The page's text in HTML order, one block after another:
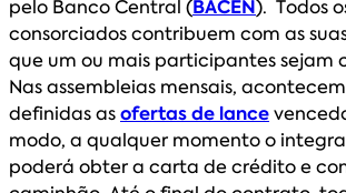
pelo Banco Central (BACEN). Todos
consorciados contribuem com as
que um ou mais participantes sejam
Nas assembleias mensais,
definidas asofertas de lance
modo, a qualquer momento o
poderá obter a carta de crédito e